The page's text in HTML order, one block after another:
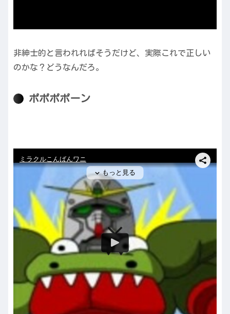
非紳士的と言われればそうだけど、実際これで正しい
のかな？どうなんだろ。
ポポポポーン